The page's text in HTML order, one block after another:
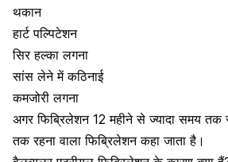
थकान
हार्ट पल्पिटेशन
सिर हल्का लगना
सांस लेने में कठिनाई
कमजोरी लगना
अगर फिब्रिलेशन 12 महीने से ज्यादा समय तक
तक रहना वाला फिब्रिलेशन कहा जाता है।